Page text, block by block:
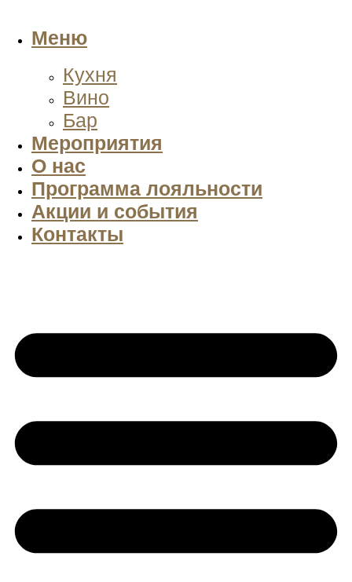
Меню
Кухня
Вино
Бар
Мероприятия
О нас
Программа лояльности
Акции и события
Контакты